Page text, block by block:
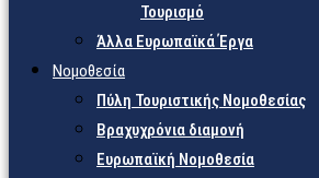
Τουρισμό
Άλλα Ευρωπαϊκά Έργα
Νομοθεσία
Πύλη Τουριστικής Νομοθεσίας
Βραχυχρόνια διαμονή
Ευρωπαϊκή Νομοθεσία